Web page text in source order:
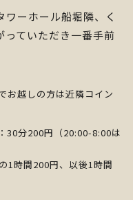
ーホール船堀隣、く
っていただき一番手前
お越しの方は近隣コイン
30分200円（20:00-8:00は
1時間200円、以後1時間